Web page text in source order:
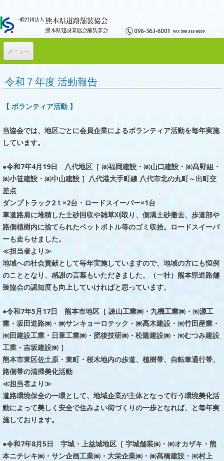
メニュー
令和７年度 活動報告
【 ボランティア活動 】
当協会では、地区ごとに会員企業によるボランティア活動を毎年実施
しています。
●令和7年4月19日 八代地区［ ㈱福岡建設・㈱山口建設・㈱髙野組・
㈱小笹建設・㈱中山建設 ］八代港大手町線 八代市北の丸町～出町交
差点
ダンプトラック2ｔ×2台・ロードスイーパー×1台
車道路肩に堆積した土砂回収や雑草刈取り、側溝土砂撤去、歩道部や
路側植樹内に捨てられたペットボトル等のゴミ収拾。ロードスイーパ
ーも走らせました。
≪担当者より≫
地域への社会貢献として毎年実施していますので、地域の方にも恒例
のこととなり、感謝の言葉もいただきました。（一社）熊本県道路舗
装協会の認知度も向上していければと思っています。
●令和7年5月17日 熊本市地区［ 諫山工業㈱・九機工業㈱・㈲源工
業・坂田道路㈱・㈱サンキョーロテック・㈱髙木建設・㈲竹田産業・
㈲田建設工業・日章工業㈱・肥後技研㈱・松隆建設㈱・㈲むつみ建設
工業・吉坂建設㈱ ］
熊本市東区佐土原・東町・桜木地内の歩道、植樹帯、自転車通行帯、
路側帯の清掃美化活動
≪担当者より≫
道路環境保全の一環として、地域企業が主体となって行う環境美化活
動によって美しく安全で住みよい街づくりの一歩となれば、と毎年実
施しております。
●令和7年8月5日 宇城・上益城地区［ 宇城舗装㈱・㈲オカザキ・熊
本ニチレキ㈱・サン企画工業㈱・大栄企業㈱・㈱髙橋建設・㈲村上